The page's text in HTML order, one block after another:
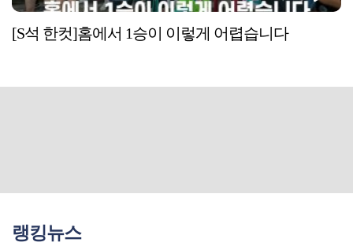
[S석 한컷]홈에서 1승이 이렇게 어렵습니다
랭킹뉴스